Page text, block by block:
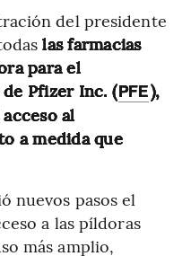
del presidente
las farmacias
para el
Pfizer Inc. (PFE),
al
a medida que
nuevos pasos el
a las píldoras
más amplio,